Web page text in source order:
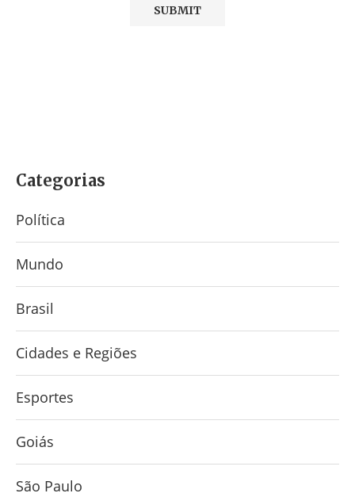
Categorias
Política
Mundo
Brasil
Cidades e Regiões
Esportes
Goiás
São Paulo